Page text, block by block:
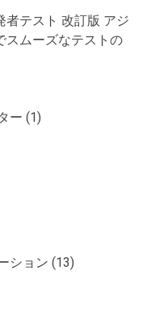
者テスト 改訂版 アジ
スムーズなテストの
ー (1)
ション (13)